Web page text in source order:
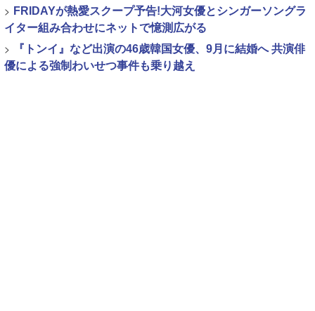
> FRIDAYが熱愛スクープ予告!大河女優とシンガーソングラ
イター組み合わせにネットで憶測広がる
>
『トンイ』など出演の46歳韓国女優、9月に結婚へ 共演俳
優による強制わいせつ事件も乗り越え